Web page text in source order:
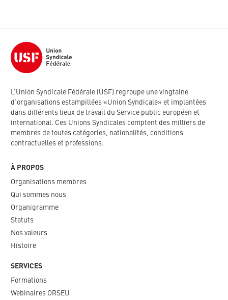
L’Union Syndicale Fédérale (USF) regroupe une vingtaine
d’organisations estampillées «Union Syndicale» et implantées
dans différents lieux de travail du Service public européen et
international. Ces Unions Syndicales comptent des milliers de
membres de toutes catégories, nationalités, conditions
contractuelles et professions.
À PROPOS
Organisations membres
Qui sommes nous
Organigramme​
Statuts
Nos valeurs​
Histoire
SERVICES
Formations
Webinaires ORSEU​